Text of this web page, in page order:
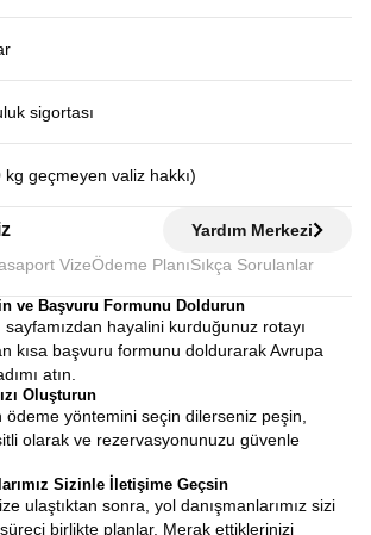
sigortası
kg geçmeyen valiz hakkı)
Yardım Merkezi
VizeÖdeme Planı Sıkça Sorulanlar
ve Başvuru Formunu Doldurun
sayfamızdan hayalini kurduğunuz rotayı
kısa başvuru formunu doldurarak Avrupa
atın.
Oluşturun
ödeme yöntemini seçin dilerseniz peşin,
olarak ve rezervasyonunuzu güvenle
Sizinle İletişime Geçsin
ulaştıktan sonra, yol danışmanlarımız sizi
birlikte planlar. Merak ettiklerinizi